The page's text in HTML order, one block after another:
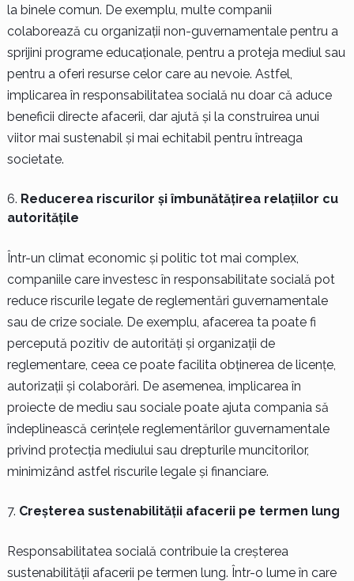
la binele comun. De exemplu, multe companii
colaborează cu organizații non-guvernamentale pentru a
sprijini programe educaționale, pentru a proteja mediul sau
pentru a oferi resurse celor care au nevoie. Astfel,
implicarea în responsabilitatea socială nu doar că aduce
beneficii directe afacerii, dar ajută și la construirea unui
viitor mai sustenabil și mai echitabil pentru întreaga
societate.
Reducerea riscurilor și îmbunătățirea relațiilor cu
autoritățile
Într-un climat economic și politic tot mai complex,
companiile care investesc în responsabilitate socială pot
reduce riscurile legate de reglementări guvernamentale
sau de crize sociale. De exemplu, afacerea ta poate fi
percepută pozitiv de autorități și organizații de
reglementare, ceea ce poate facilita obținerea de licențe,
autorizații și colaborări. De asemenea, implicarea în
proiecte de mediu sau sociale poate ajuta compania să
îndeplinească cerințele reglementărilor guvernamentale
privind protecția mediului sau drepturile muncitorilor,
minimizând astfel riscurile legale și financiare.
Creșterea sustenabilității afacerii pe termen lung
Responsabilitatea socială contribuie la creșterea
sustenabilității afacerii pe termen lung. Într-o lume în care